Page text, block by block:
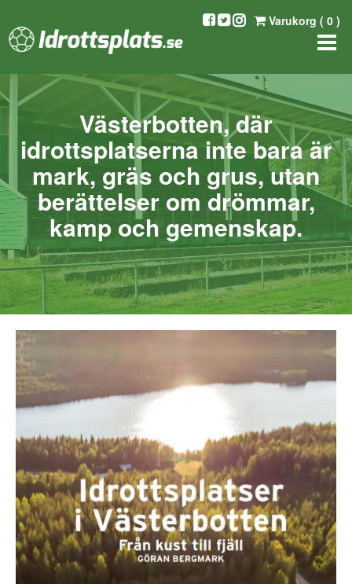
Varukorg ( 0 )
Västerbotten, där
idrottsplatserna inte bara är
mark, gräs och grus, utan
berättelser om drömmar,
kamp och gemenskap.